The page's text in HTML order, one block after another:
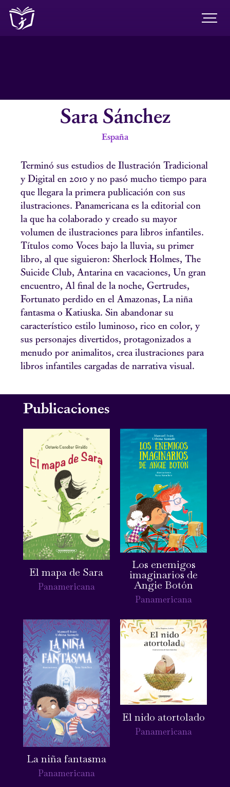
Sara Sánchez
España
Terminó sus estudios de Ilustración Tradicional
y Digital en 2010 y no pasó mucho tiempo para
que llegara la primera publicación con sus
ilustraciones. Panamericana es la editorial con
la que ha colaborado y creado su mayor
volumen de ilustraciones para libros infantiles.
Títulos como Voces bajo la lluvia, su primer
libro, al que siguieron: Sherlock Holmes, The
Suicide Club, Antarina en vacaciones, Un gran
encuentro, Al final de la noche, Gertrudes,
Fortunato perdido en el Amazonas, La niña
fantasma o Katiuska. Sin abandonar su
característico estilo luminoso, rico en color, y
sus personajes divertidos, protagonizados a
menudo por animalitos, crea ilustraciones para
libros infantiles cargadas de narrativa visual.
Publicaciones
El mapa de Sara
Panamericana
Los enemigos
imaginarios de
Angie Botón
Panamericana
La niña fantasma
Panamericana
El nido atortolado
Panamericana